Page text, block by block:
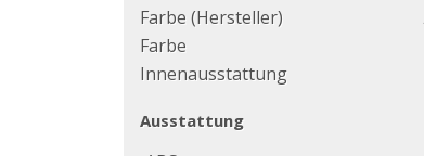
Farbe (Hersteller)
Farbe
Innenausstattung
Ausstattung